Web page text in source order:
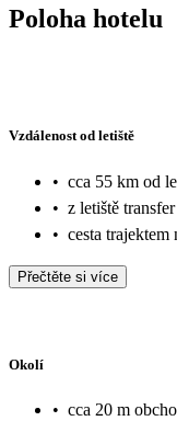
Poloha hotelu
Vzdálenost od letiště
• cca 55 km od
• z letiště
• cesta trajektem
Přečtěte si více
Okolí
• cca 20 m